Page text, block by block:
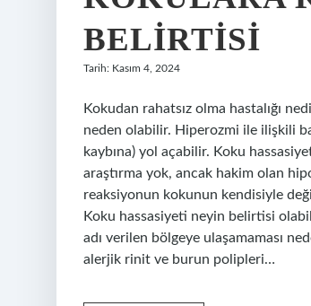
BELIRTISI
Tarih: Kasım 4, 2024
Kokudan rahatsız olma hastalığı
neden olabilir. Hiperozmi ile ilişkili
kaybına) yol açabilir. Koku
araştırma yok, ancak hakim olan
reaksiyonun kokunun kendisiyle
Koku hassasiyeti neyin belirtisi
adı verilen bölgeye ulaşamaması
alerjik rinit ve burun polipleri…